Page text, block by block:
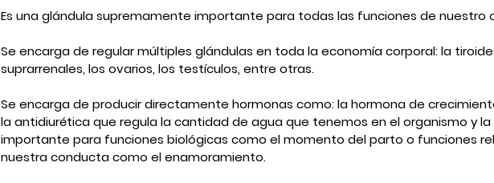
Es una glándula supremamente importante para todas las funciones de nuestro
Se encarga de regular múltiples glándulas en toda la economía corporal: la
suprarrenales, los ovarios, los testículos, entre otras.
Se encarga de producir directamente hormonas como: la hormona de
la antidiurética que regula la cantidad de agua que tenemos en el organismo y
importante para funciones biológicas como el momento del parto o funciones
nuestra conducta como el enamoramiento.